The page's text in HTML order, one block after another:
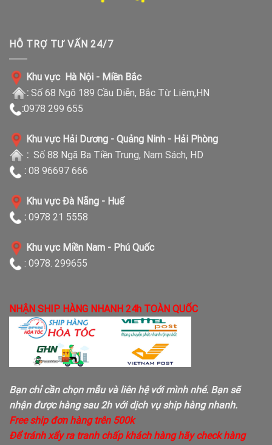
HỖ TRỢ TƯ VẤN 24/7
Khu vực Hà Nội - Miền Bắc
: Số 68 Ngõ 189 Cầu Diễn, Bắc Từ Liêm,HN
:0978 299 655
Khu vực Hải Dương - Quảng Ninh - Hải Phòng
: Số 88 Ngã Ba Tiền Trung, Nam Sách, HD
: 08 96697 666
Khu vực Đà Nẵng - Huế
: 0978 21 5558
Khu vực Miền Nam - Phú Quốc
: 0978. 299655
NHẬN SHIP HÀNG NHANH 24h TOÀN QUỐC
Bạn chỉ cần chọn mẫu và liên hệ với mình nhé. Bạn sẽ
nhận được hàng sau 2h với dịch vụ ship hàng nhanh.
Free ship đơn hàng trên 500k
Để tránh xẩy ra tranh chấp khách hàng hãy check hàng